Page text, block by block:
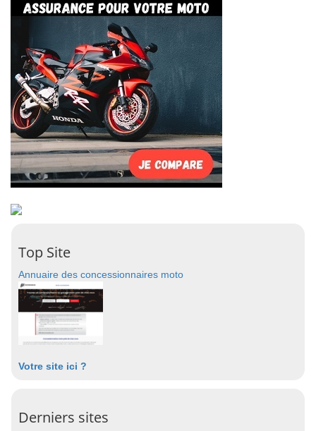
Top Site
Annuaire des concessionnaires moto
Votre site ici ?
Derniers sites